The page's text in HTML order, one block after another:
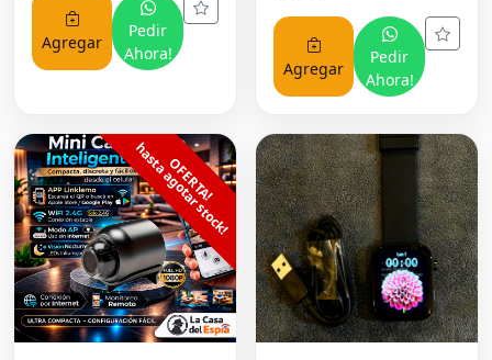
Agregar
Pedir
Ahora!
Agregar
Pedir
Ahora!